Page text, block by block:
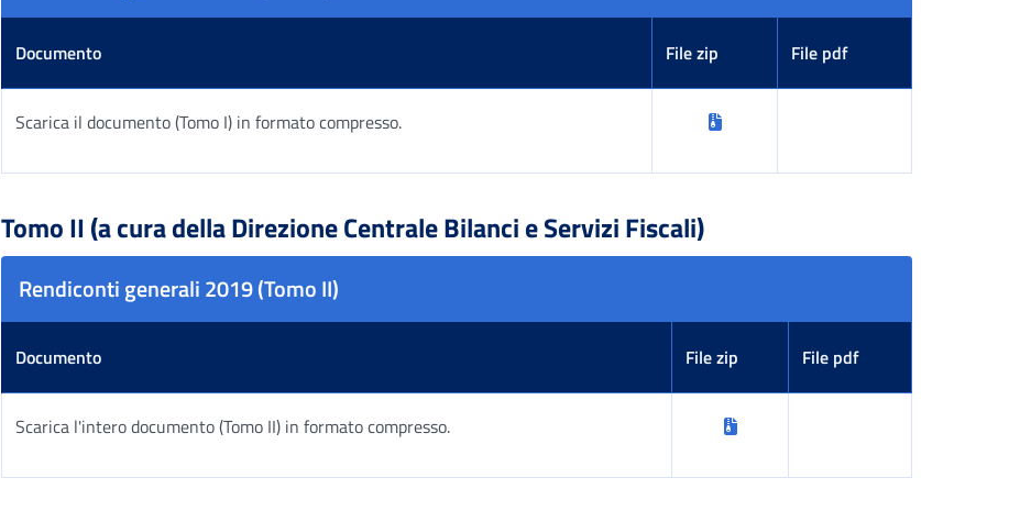
Documento File zip File pdf
Scarica il documento (Tomo I) in formato compresso.
Tomo II (a cura della Direzione Centrale Bilanci e Servizi Fiscali)
Rendiconti generali 2019 (Tomo II)
Documento File zip File pdf
Scarica l'intero documento (Tomo II) in formato compresso.